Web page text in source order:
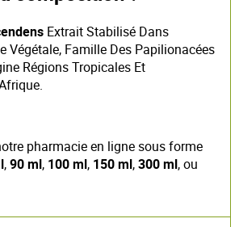
Extrait Stabilisé Dans
Végétale, Famille Des Papilionacées
Régions Tropicales Et
pharmacie en ligne sous forme
,90 ml, 100 ml, 150 ml,300 ml, ou